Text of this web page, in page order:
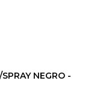
NEGRO -